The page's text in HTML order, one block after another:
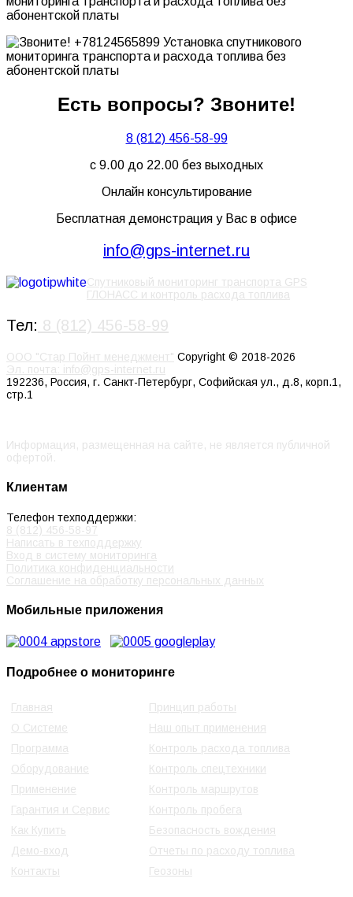
Есть вопросы? Звоните!
8 (812) 456-58-99
с 9.00 до 22.00 без выходных
Онлайн консультирование
Бесплатная демонстрация у Вас в офисе
info@gps-internet.ru
Спутниковый мониторинг транспорта GPS
ГЛОНАСС и контроль расхода топлива
Тел: 8 (812) 456-58-99
ООО "Стар Пойнт менеджмент" Copyright © 2018-2026
Эл. почта: info@gps-internet.ru
192236, Россия, г. Санкт-Петербург, Софийская ул., д.8, корп.1,
стр.1
Информация, размещенная на сайте, не является публичной
офертой.
Клиентам
Телефон техподдержки:
8 (812) 456-58-97
Написать в техподдержку
Вход в систему мониторинга
Политика конфиденциальности
Соглашение на обработку персональных данных
Мобильные приложения
Подробнее о мониторинге
Главная
Принцип работы
О Cистеме
Наш опыт применения
Программа
Контроль расхода топлива
Оборудование
Контроль спецтехники
Применение
Контроль маршрутов
Гарантия и Сервис
Контроль пробега
Как Купить
Безопасность вождения
Демо-вход
Отчеты по расходу топлива
Контакты
Геозоны